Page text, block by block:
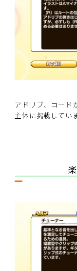
アドリブ、コード
主体に掲載してい